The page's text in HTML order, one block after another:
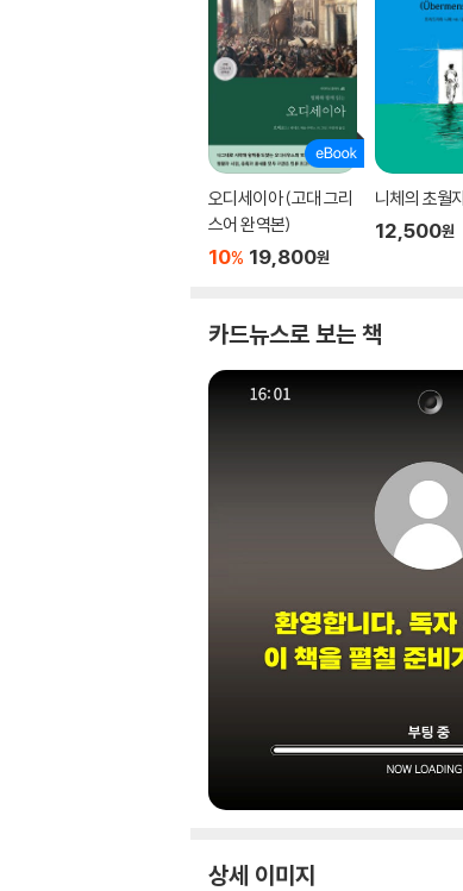
오디세이아 (고대 그리
스어 완역본)
10% 19,800원
니체의 초월
12,500원
카드뉴스로 보는 책
상세 이미지